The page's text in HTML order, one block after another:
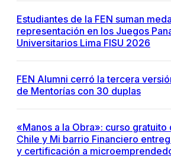
Estudiantes de la FEN suman
representación en los Juegos
Universitarios Lima FISU 2026
FEN Alumni cerró la tercera
de Mentorías con 30 duplas
«Manos a la Obra»: curso gratuito
Chile y Mi barrio Financiero
y certificación a